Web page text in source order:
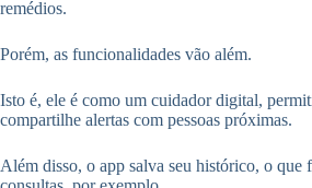
remédios.
Porém, as funcionalidades vão além.
Isto é, ele é como um cuidador digital,
compartilhe alertas com pessoas próximas.
Além disso, o app salva seu histórico, o que